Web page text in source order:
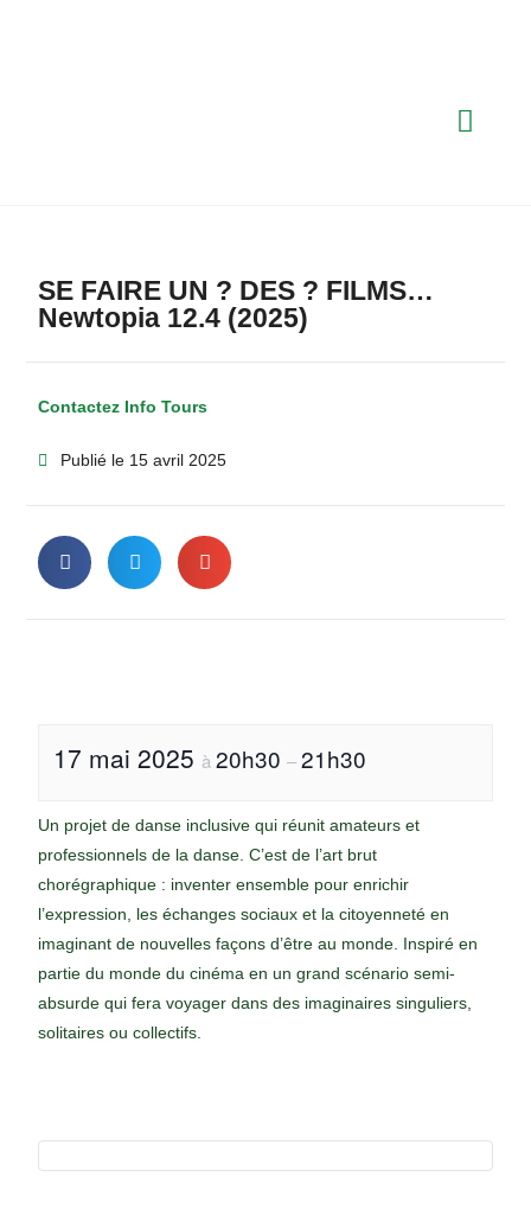
SE FAIRE UN ? DES ? FILMS…
Newtopia 12.4 (2025)
Contactez Info Tours
Publié le 15 avril 2025
17 mai 2025 à20h30–21h30
Un projet de danse inclusive qui réunit amateurs et
professionnels de la danse. C’est de l’art brut
chorégraphique : inventer ensemble pour enrichir
l’expression, les échanges sociaux et la citoyenneté en
imaginant de nouvelles façons d’être au monde. Inspiré en
partie du monde du cinéma en un grand scénario semi-
absurde qui fera voyager dans des imaginaires singuliers,
solitaires ou collectifs.